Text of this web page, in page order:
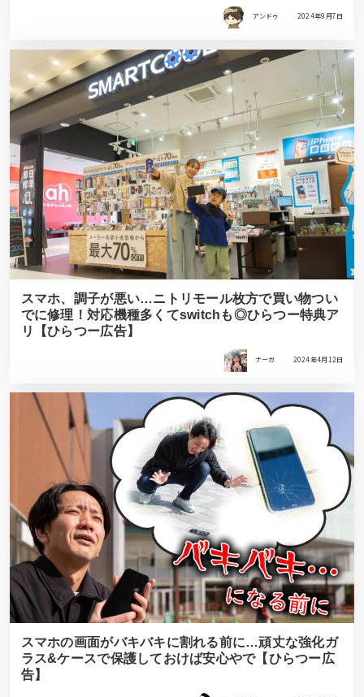
アンドゥ 2024年9月7日
スマホ、調子が悪い…ニトリモール枚方で買い物つい
でに修理！対応機種多くてswitchも◎ひらつー特典ア
リ【ひらつー広告】
ナーガ 2024年4月12日
スマホの画面がバキバキに割れる前に…頑丈な強化ガ
ラス&ケースで保護しておけば安心やで【ひらつー広
告】